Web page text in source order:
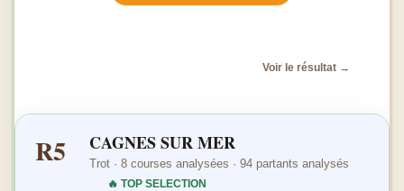
Voir le résultat →
R5 CAGNES SUR MER
Trot · 8 courses analysées · 94 partants analysés
🔥 TOP SELECTION